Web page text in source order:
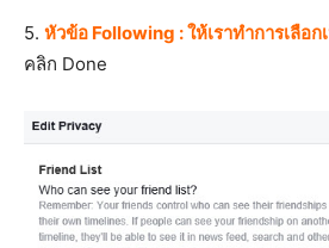
5. หัวข้อ Following : ให้เราทำการเลือ
คลิก Done